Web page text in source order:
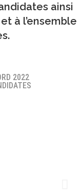
ainsi
à l’ensemble
2022